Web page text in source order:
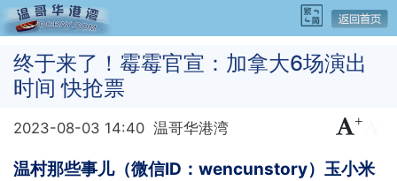
终于来了！霉霉官宣：加拿大6场演出
时间 快抢票
2023-08-03 14:40 温哥华港湾 +
温村那些事儿（微信ID：wencunstory）玉小米